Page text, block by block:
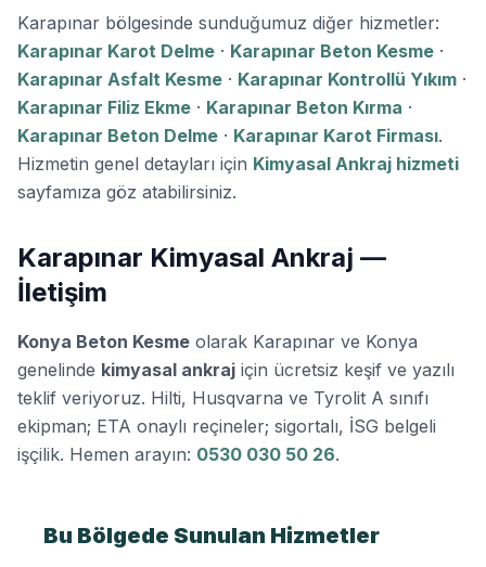
Karapınar bölgesinde sunduğumuz diğer hizmetler:
Karapınar Karot Delme · Karapınar Beton Kesme ·
Karapınar Asfalt Kesme · Karapınar Kontrollü Yıkım ·
Karapınar Filiz Ekme · Karapınar Beton Kırma ·
Karapınar Beton Delme · Karapınar Karot Firması.
Hizmetin genel detayları için Kimyasal Ankraj hizmeti
sayfamıza göz atabilirsiniz.
Karapınar Kimyasal Ankraj —
İletişim
Konya Beton Kesme olarak Karapınar ve Konya
genelinde kimyasal ankraj için ücretsiz keşif ve yazılı
teklif veriyoruz. Hilti, Husqvarna ve Tyrolit A sınıfı
ekipman; ETA onaylı reçineler; sigortalı, İSG belgeli
işçilik. Hemen arayın: 0530 030 50 26.
Bu Bölgede Sunulan Hizmetler